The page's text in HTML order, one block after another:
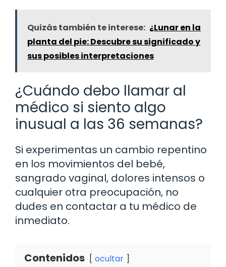
Quizás también te interese: ¿Lunar en la
planta del pie: Descubre su significado y
sus posibles interpretaciones
¿Cuándo debo llamar al
médico si siento algo
inusual a las 36 semanas?
Si experimentas un cambio repentino
en los movimientos del bebé,
sangrado vaginal, dolores intensos o
cualquier otra preocupación, no
dudes en contactar a tu médico de
inmediato.
Contenidos ocultar